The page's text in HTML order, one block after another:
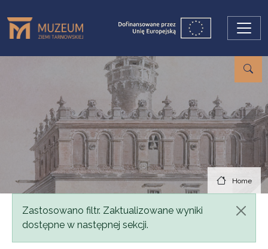
Home
Status message
Zastosowano filtr. Zaktualizowane wyniki
dostępne w następnej sekcji.